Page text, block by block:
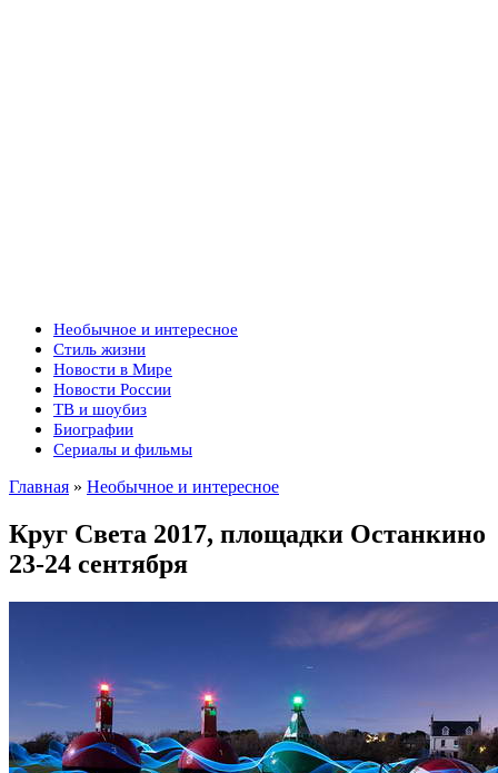
Необычное и интересное
Стиль жизни
Новости в Мире
Новости России
ТВ и шоубиз
Биографии
Сериалы и фильмы
Главная » Необычное и интересное
Круг Света 2017, площадки Останкино
23-24 сентября